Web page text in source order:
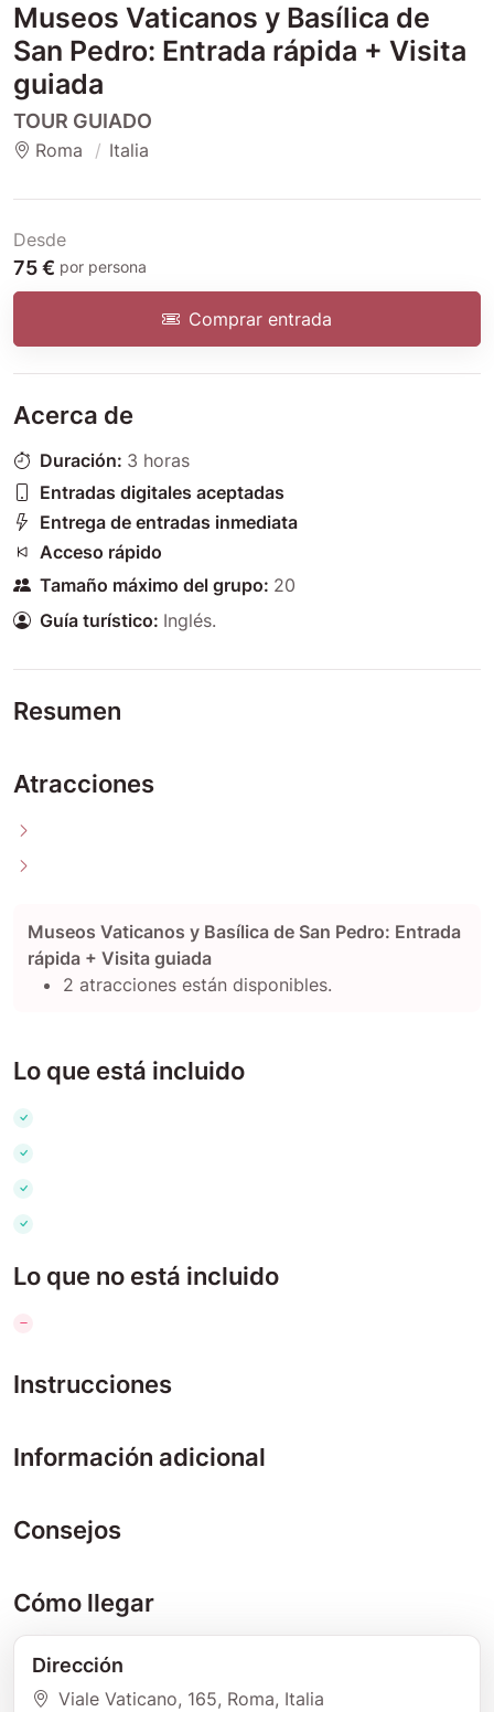
Museos Vaticanos y Basílica de
San Pedro: Entrada rápida + Visita
guiada
TOUR GUIADO
Roma Italia
Desde
75 € por persona
Comprar entrada
Acerca de
Duración: 3 horas
Entradas digitales aceptadas
Entrega de entradas inmediata
Acceso rápido
Tamaño máximo del grupo: 20
Guía turístico: Inglés.
Resumen
Atracciones
Museos Vaticanos y Basílica de San Pedro: Entrada
rápida + Visita guiada
2 atracciones están disponibles.
Lo que está incluido
Lo que no está incluido
Instrucciones
Información adicional
Consejos
Cómo llegar
Dirección
Viale Vaticano, 165, Roma, Italia